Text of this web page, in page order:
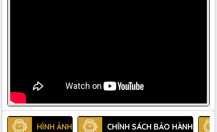
HÌNH ẢNH CHÍNH SÁCH BẢO HÀNH